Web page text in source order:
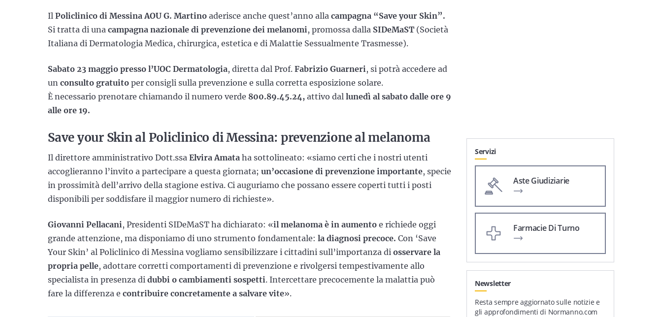
Il Policlinico di Messina AOU G. Martino aderisce anche quest’anno alla campagna “Save your Skin”.
Si tratta di una campagna nazionale di prevenzione dei melanomi, promossa dalla SIDeMaST (Società
Italiana di Dermatologia Medica, chirurgica, estetica e di Malattie Sessualmente Trasmesse).
Sabato 23 maggio presso l’UOC Dermatologia, diretta dal Prof. Fabrizio Guarneri, si potrà accedere ad
un consulto gratuito per consigli sulla prevenzione e sulla corretta esposizione solare.
È necessario prenotare chiamando il numero verde 800.89.45.24, attivo dal lunedì al sabato dalle ore 9
alle ore 19.
Save your Skin al Policlinico di Messina: prevenzione al melanoma
Il direttore amministrativo Dott.ssa Elvira Amata ha sottolineato: «siamo certi che i nostri utenti
accoglieranno l’invito a partecipare a questa giornata; un’occasione di prevenzione importante, specie
in prossimità dell’arrivo della stagione estiva. Ci auguriamo che possano essere coperti tutti i posti
disponibili per soddisfare il maggior numero di richieste».
Giovanni Pellacani, Presidenti SIDeMaST ha dichiarato: «il melanoma è in aumento e richiede oggi
grande attenzione, ma disponiamo di uno strumento fondamentale: la diagnosi precoce. Con ‘Save
Your Skin’ al Policlinico di Messina vogliamo sensibilizzare i cittadini sull’importanza di osservare la
propria pelle, adottare corretti comportamenti di prevenzione e rivolgersi tempestivamente allo
specialista in presenza di dubbi o cambiamenti sospetti. Intercettare precocemente la malattia può
fare la differenza e contribuire concretamente a salvare vite».
Servizi
Aste Giudiziarie
Farmacie Di Turno
Newsletter
Resta sempre aggiornato sulle notizie e
gli approfondimenti di Normanno.com